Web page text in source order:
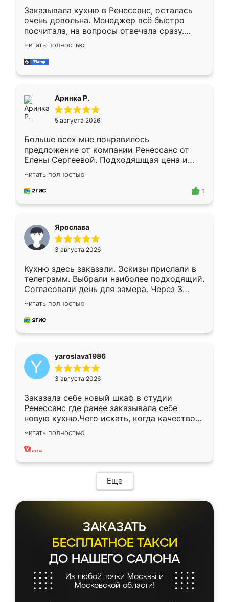
Заказывала кухню в Ренессанс, осталась
очень довольна. Менеджер всё быстро
посчитала, на вопросы отвечала сразу.
Замерщик приехал в субботу, подошёл к
делу со всей ответственностью. Собрали
за день, ребята работали аккуратно, даже
Читать полностью
Аринка Р.
5 августа 2026
Больше всех мне понравилось
предложение от компании Ренессанс от
Елены Сергеевой. Подходяшщая цена и
короткие сроки изготовления. Приехавший
для замера сотрудник Владислав
предложил по моему эскизу самый
Читать полностью
1
Ярослава
3 августа 2026
Кухню здесь заказали. Эскизы прислали в
телеграмм. Выбрали наиболее подходящий.
Согласовали день для замера. Через 3
недели кухня была уже готова. Остались
довольны работой. Спасибо Ренессанс
мебель за качественную работу!
Читать полностью
yaroslava1986
3 августа 2026
Заказала себе новый шкаф в студии
Ренессанс где ранее заказывала себе
новую кухню.Чего искать, когда качеством
вполне довольна. Служит кухня уже почти
два года, нареканий нет.
Читать полностью
Еще
ЗАКАЗАТЬ
БЕСПЛАТНОЕ ТАКСИ
ДО НАШЕГО САЛОНА
Из любой точки Москвы и
Московской области!